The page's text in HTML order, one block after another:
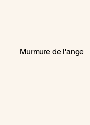
Murmure de l'ange